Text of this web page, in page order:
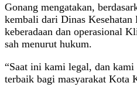
Gonang mengatakan,
kembali dari Dinas
keberadaan dan operasional
sah menurut hukum.
“Saat ini kami legal, dan
terbaik bagi masyarakat Kota